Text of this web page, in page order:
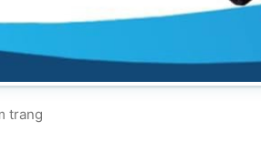
trang